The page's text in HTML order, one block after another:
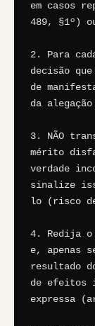
em casos
489, §1º)
2. Para
decisão
de
da
3. NÃO
mérito
verdade
sinalize
lo (risco
4. Redija o
e, apenas
resultado
de efeitos
expressa